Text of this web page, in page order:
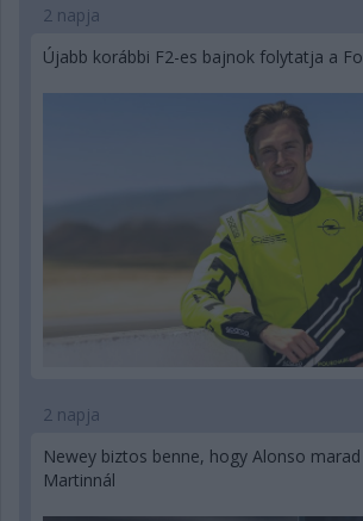
2 napja
Újabb korábbi F2-es bajnok folytatja a
2 napja
Newey biztos benne, hogy Alonso
Martinnál